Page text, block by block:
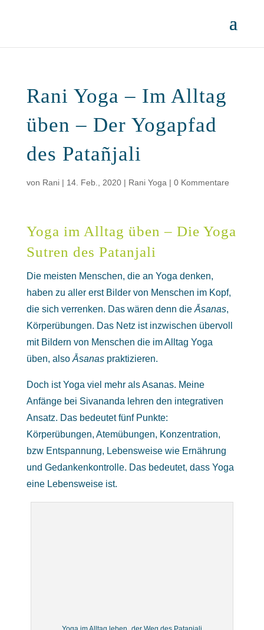
Rani Yoga – Im Alltag
üben – Der Yogapfad
des Patañjali
von Rani| 14. Feb., 2020| Rani Yoga | 0 Kommentare
Yoga im Alltag üben – Die Yoga
Sutren des Patanjali
Die meisten Menschen, die an Yoga denken,
haben zu aller erst Bilder von Menschen im Kopf,
die sich verrenken. Das wären denn die Āsanas,
Körperübungen. Das Netz ist inzwischen übervoll
mit Bildern von Menschen die im Alltag Yoga
üben, also Āsanaspraktizieren.
Doch ist Yoga viel mehr als Asanas. Meine
Anfänge bei Sivananda lehren den integrativen
Ansatz. Das bedeutet fünf Punkte:
Körperübungen, Atemübungen, Konzentration,
bzw Entspannung, Lebensweise wie Ernährung
und Gedankenkontrolle. Das bedeutet, dass Yoga
eine Lebensweise ist.